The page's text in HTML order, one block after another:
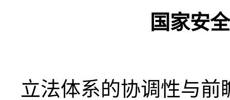
国家安
立法体系的协调性与